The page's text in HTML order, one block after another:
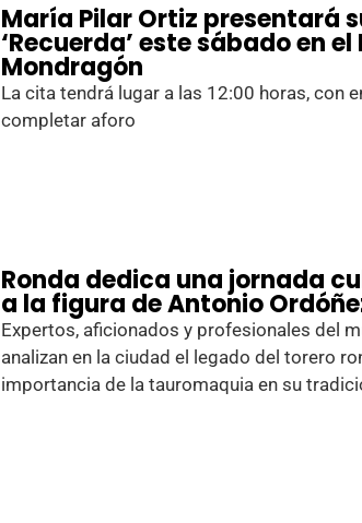
María Pilar Ortiz presentará
‘Recuerda’ este sábado en
Mondragón
La cita tendrá lugar a las 12:00 horas, con
completar aforo
Ronda dedica una jornada
a la figura de Antonio
Expertos, aficionados y profesionales del
analizan en la ciudad el legado del torero
importancia de la tauromaquia en su